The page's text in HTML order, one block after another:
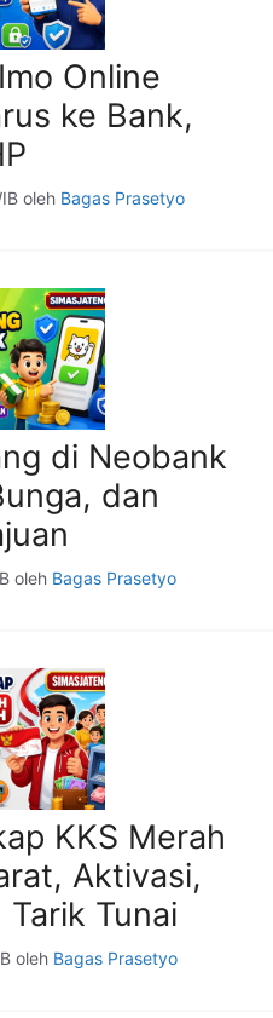
Online
ke Bank,
oleh Bagas Prasetyo
di Neobank
dan
oleh Bagas Prasetyo
KKS Merah
Aktivasi,
Tunai
oleh Bagas Prasetyo